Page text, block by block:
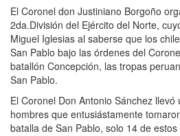
El Coronel don Justiniano Borgoño
2da.División del Ejército del Norte,
Miguel Iglesias al saberse que los
San Pablo bajo las órdenes del
batallón Concepción, las tropas
San Pablo.
El Coronel Don Antonio Sánchez
hombres que entusiástamente
batalla de San Pablo, solo 14 de